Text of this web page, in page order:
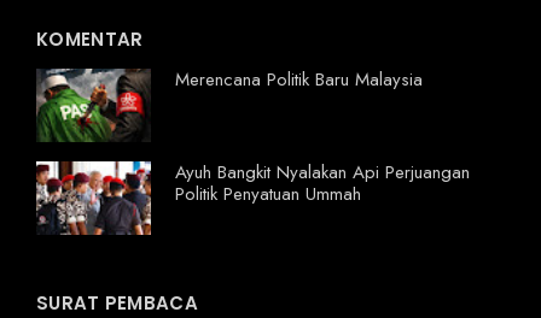
KOMENTAR
Merencana Politik Baru Malaysia
Ayuh Bangkit Nyalakan Api Perjuangan
Politik Penyatuan Ummah
SURAT PEMBACA